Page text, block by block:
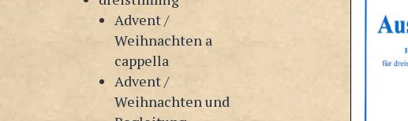
Advent /
Weihnachten a
cappella
Advent /
Weihnachten und